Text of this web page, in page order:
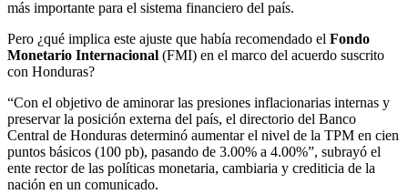
más importante para el sistema financiero del país.
Pero ¿qué implica este ajuste que había recomendado el Fondo
Monetario Internacional (FMI) en el marco del acuerdo suscrito
con Honduras?
“Con el objetivo de aminorar las presiones inflacionarias internas y
preservar la posición externa del país, el directorio del Banco
Central de Honduras determinó aumentar el nivel de la TPM en cien
puntos básicos (100 pb), pasando de 3.00% a 4.00%”, subrayó el
ente rector de las políticas monetaria, cambiaria y crediticia de la
nación en un comunicado.